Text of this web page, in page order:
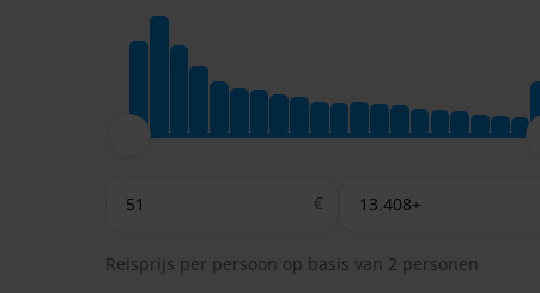
€
Reisprijs per persoon op basis van 2 personen